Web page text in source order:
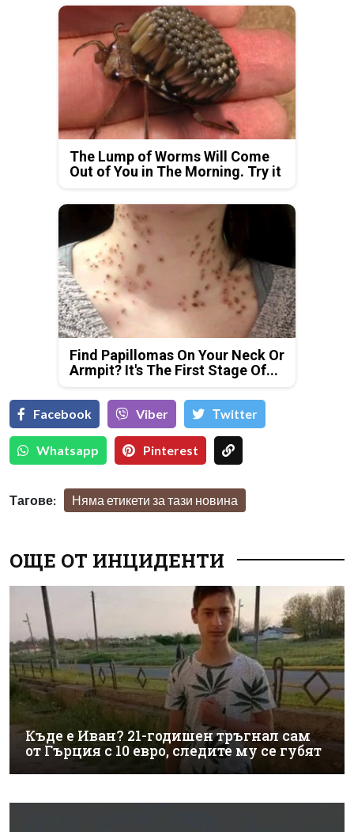
The Lump of Worms Will Come
Out of You in The Morning. Try it
Find Papillomas On Your Neck Or
Armpit? It's The First Stage Of...
Facebook Viber Тwitter
Whatsapp Pinterest
Тагове: Няма етикети за тази новина
ОЩЕ ОТ ИНЦИДЕНТИ
Къде е Иван? 21-годишен тръгнал сам
от Гърция с 10 евро, следите му се губят